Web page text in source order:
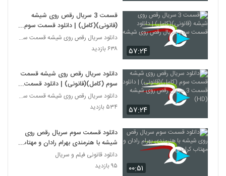
۵۷:۲۴
قسمت 3 سریال رقص روی شیشه
(قانونی)(کامل) | دانلود قسمت سوم
سریال رقص روی شیشه
دانلود سریال رقص روی شیشه قسمت سوم
۶۳۸ بازدید
۵۷:۲۴
دانلود سریال رقص روی شیشه قسمت
سوم (کامل)(قانونی) | دانلود قسمت
3 سریال رقص روی شیشه (HD)
دانلود سریال رقص روی شیشه قسمت سوم
۵۳۴ بازدید
۰۰:۵۱
دانلود قسمت سوم سریال رقص روی
شیشه با هنرمندی بهرام رادان و مهتاب
کرامتی
دانلود قانونی فیلم و سریال
۹۵ بازدید